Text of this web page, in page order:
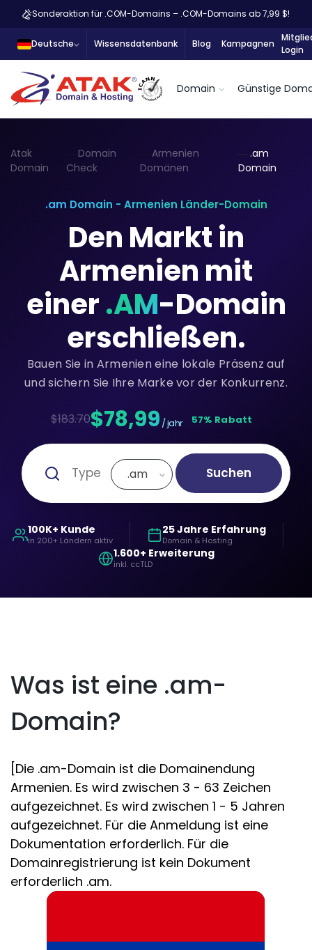
Sonderaktion für .COM-Domains – .COM-Domains ab 7,99 $!
Deutsche Wissensdatenbank Blog Kampagnen
Login
Domain Günstige
Atak
Domain
Domain
Check
Armenien
Domänen
.am
Domain
.am Domain - Armenien Länder-Domain
Den Markt in
Armenien mit
einer.AM-Domain
erschließen.
Bauen Sie in Armenien eine lokale Präsenz auf
und sichern Sie Ihre Marke vor der Konkurrenz.
$183.70$78,99 / jahr 57% Rabatt
.am Suchen
100K+ Kunde
in 200+ Ländern aktiv
25 Jahre Erfahrung
Domain & Hosting
1.600+ Erweiterung
inkl. ccTLD
Was ist eine .am-
Domain?
[Die .am-Domain ist die Domainendung
Armenien. Es wird zwischen 3 - 63 Zeichen
aufgezeichnet. Es wird zwischen 1 - 5 Jahren
aufgezeichnet. Für die Anmeldung ist eine
Dokumentation erforderlich. Für die
Domainregistrierung ist kein Dokument
erforderlich .am.